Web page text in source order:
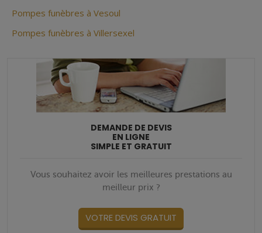
Pompes funèbres à Vesoul
Pompes funèbres à Villersexel
DEMANDE DE DEVIS
EN LIGNE
SIMPLE ET GRATUIT
Vous souhaitez avoir les meilleures prestations au
meilleur prix ?
VOTRE DEVIS GRATUIT